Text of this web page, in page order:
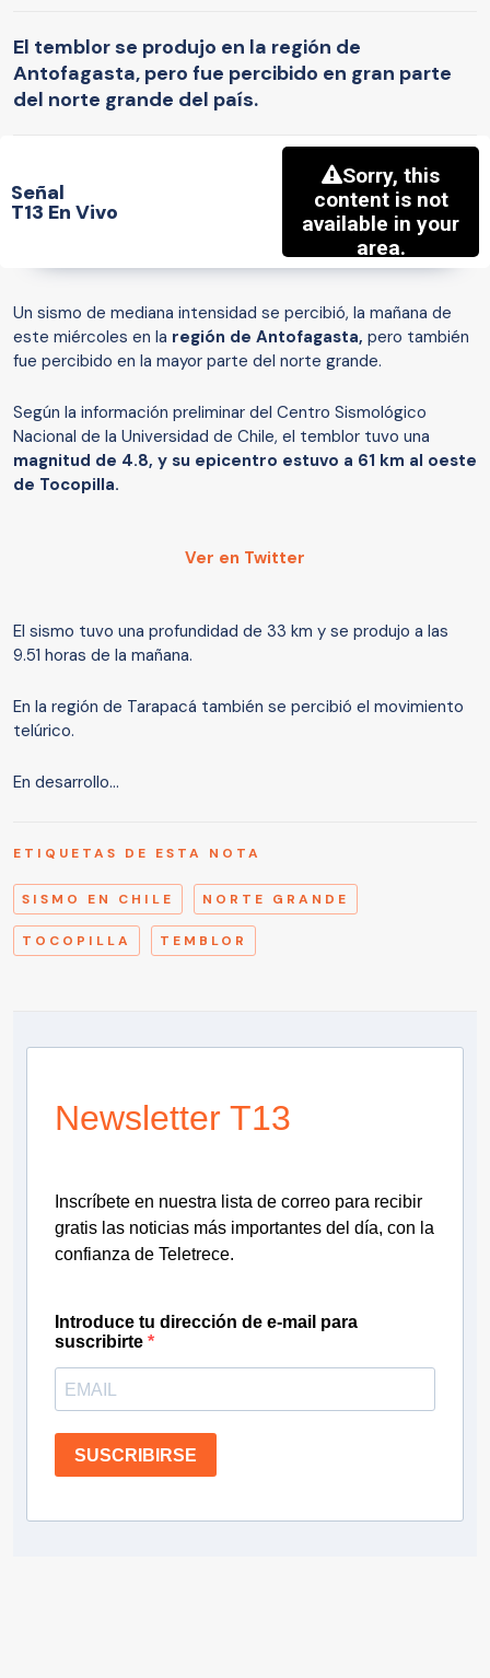
El temblor se produjo en la región de
Antofagasta, pero fue percibido en gran parte
del norte grande del país.
Señal
T13 En Vivo
Un sismo de mediana intensidad se percibió, la mañana de
este miércoles en la región de Antofagasta, pero también
fue percibido en la mayor parte del norte grande.
Según la información preliminar del Centro Sismológico
Nacional de la Universidad de Chile, el temblor tuvo una
magnitud de 4.8, y su epicentro estuvo a 61 km al oeste
de Tocopilla.
Ver en Twitter
El sismo tuvo una profundidad de 33 km y se produjo a las
9.51 horas de la mañana.
En la región de Tarapacá también se percibió el movimiento
telúrico.
En desarrollo...
ETIQUETAS DE ESTA NOTA
SISMO EN CHILE NORTE GRANDE
TOCOPILLA TEMBLOR
Newsletter T13
Inscríbete en nuestra lista de correo para recibir
gratis las noticias más importantes del día, con la
confianza de Teletrece.
Introduce tu dirección de e-mail para
suscribirte
SUSCRIBIRSE